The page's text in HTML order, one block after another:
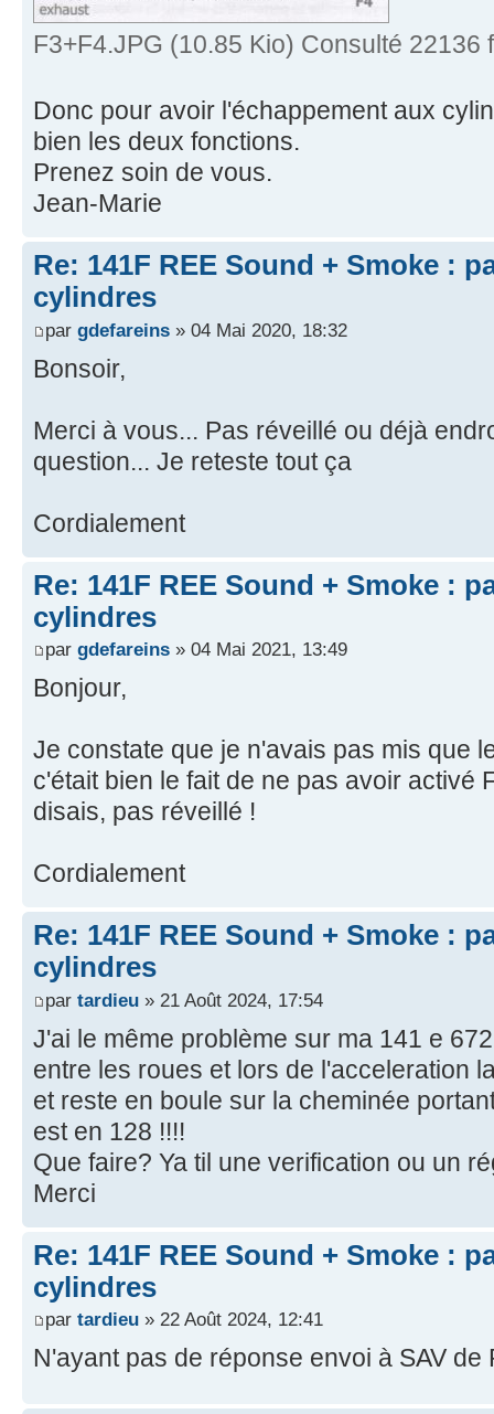
F3+F4.JPG (10.85 Kio) Consulté 22136
Donc pour avoir l'échappement aux
bien les deux fonctions.
Prenez soin de vous.
Jean-Marie
Re: 141F REE Sound + Smoke :
cylindres
par gdefareins » 04 Mai 2020, 18:32
Bonsoir,
Merci à vous... Pas réveillé ou déjà
question... Je reteste tout ça
Cordialement
Re: 141F REE Sound + Smoke :
cylindres
par gdefareins » 04 Mai 2021, 13:49
Bonjour,
Je constate que je n'avais pas mis que
c'était bien le fait de ne pas avoir activé
disais, pas réveillé !
Cordialement
Re: 141F REE Sound + Smoke :
cylindres
par tardieu » 21 Août 2024, 17:54
J'ai le même problème sur ma 141 e
entre les roues et lors de l'acceleration
et reste en boule sur la cheminée
est en 128 !!!!
Que faire? Ya til une verification ou un
Merci
Re: 141F REE Sound + Smoke :
cylindres
par tardieu » 22 Août 2024, 12:41
N'ayant pas de réponse envoi à SAV de